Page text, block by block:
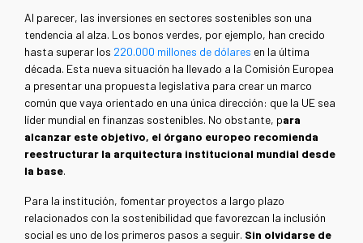
Al parecer, las inversiones en sectores sostenibles son una
tendencia al alza. Los bonos verdes, por ejemplo, han crecido
hasta superar los 220.000 millones de dólares en la última
década. Esta nueva situación ha llevado a la Comisión Europea
a presentar una propuesta legislativa para crear un marco
común que vaya orientado en una única dirección: que la UE sea
líder mundial en finanzas sostenibles. No obstante, para
alcanzar este objetivo, el órgano europeo recomienda
reestructurar la arquitectura institucional mundial desde
la base.
Para la institución, fomentar proyectos a largo plazo
relacionados con la sostenibilidad que favorezcan la inclusión
social es uno de los primeros pasos a seguir. Sin olvidarse de